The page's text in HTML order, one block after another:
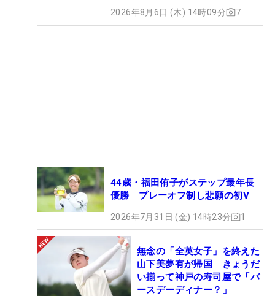
2026年8月6日 (木) 14時09分 7
44歳・福田侑子がステップ最年長
優勝 プレーオフ制し悲願の初V
2026年7月31日 (金) 14時23分 1
無念の「全英女子」を終えた
山下美夢有が帰国 きょうだ
い揃って神戸の寿司屋で「バ
ースデーディナー？」